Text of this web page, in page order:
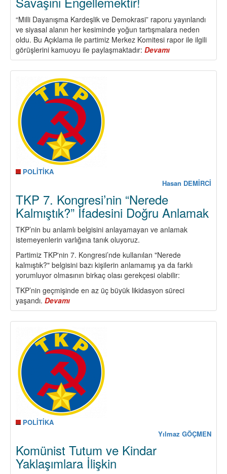
“Milli Dayanışma Kardeşlik ve Demokrasi” raporu yayınlandı
ve siyasal alanın her kesiminde yoğun tartışmalara neden
oldu. Bu Açıklama ile partimiz Merkez Komitesi rapor ile ilgili
görüşlerini kamuoyu ile paylaşmaktadır: Devamı
Komisyon
Raporu
Savaşını
POLİTİKA
Hasan DEMİRCİ
TKP 7. Kongresi’nin “Nerede
Kalmıştık?” İfadesini Doğru Anlamak
TKP’nin bu anlamlı belgisini anlayamayan ve anlamak
istemeyenlerin varlığına tanık oluyoruz.
Partimiz TKP'nin 7. Kongresi’nde kullanılan "Nerede
kalmıştık?" belgisini bazı kişilerin anlamamış ya da farklı
yorumluyor olmasının birkaç olası gerekçesi olabilir:
TKP’nin geçmişinde en az üç büyük likidasyon süreci
yaşandı. Devamı
TKP
7.
Kongresi’nin
“Nerede
Kalmıştık?”
İfadesini
Doğru
Anlamak
POLİTİKA
Yılmaz GÖÇMEN
Komünist Tutum ve Kindar
Yaklaşımlara İlişkin